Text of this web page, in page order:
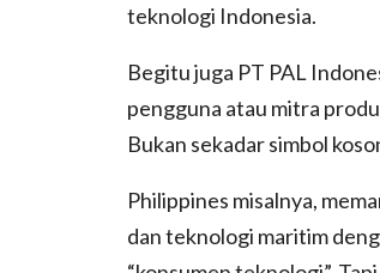
teknologi Indonesia.
Begitu juga PT PAL
pengguna atau mitra
Bukan sekadar simbol
Philippines misalnya,
dan teknologi maritim